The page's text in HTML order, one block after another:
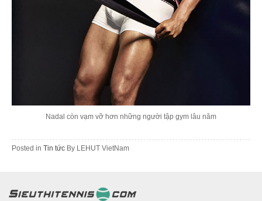
Nadal còn vạm vỡ hơn những người tập gym lâu năm
Posted in Tin tức By LEHUT VietNam